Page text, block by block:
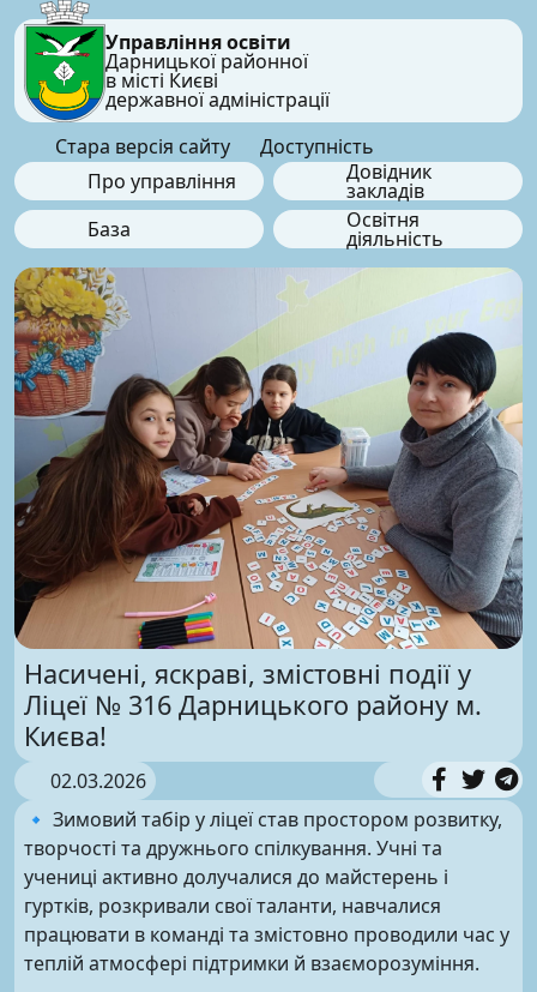
Управління освіти
Дарницької районної
в місті Києві
державної адміністрації
Стара версія сайту
Доступність
Про управління
Довідник
закладів
База
Освітня
діяльність
Насичені, яскраві, змістовні події у
Ліцеї № 316 Дарницького району м.
Києва!
02.03.2026
🔹 Зимовий табір у ліцеї став простором розвитку,
творчості та дружнього спілкування. Учні та
учениці активно долучалися до майстерень і
гуртків, розкривали свої таланти, навчалися
працювати в команді та змістовно проводили час у
теплій атмосфері підтримки й взаєморозуміння.